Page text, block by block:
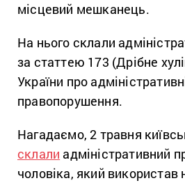
місцевий мешканець.
На нього склали
за статтею 173 (Дрібне
України про
правопорушення.
Нагадаємо, 2 травня
склали адміністративний
чоловіка, який використав